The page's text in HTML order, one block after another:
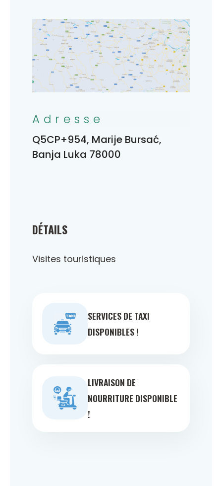
DÉTAILS
Visites touristiques
SERVICES DE TAXI
DISPONIBLES !
LIVRAISON DE
NOURRITURE DISPONIBLE
!
Adresse
Q5CP+954, Marije Bursać,
Banja Luka 78000